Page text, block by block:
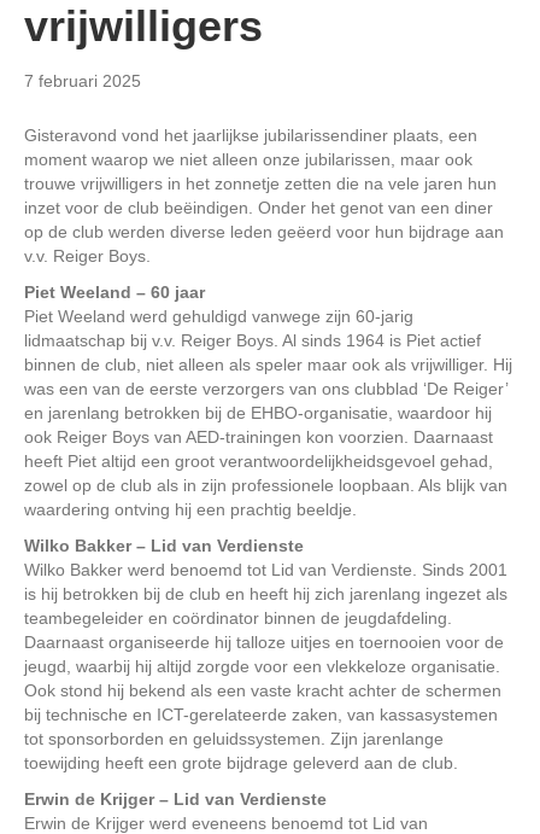
vrijwilligers
7 februari 2025
Gisteravond vond het jaarlijkse jubilarissendiner plaats, een
moment waarop we niet alleen onze jubilarissen, maar ook
trouwe vrijwilligers in het zonnetje zetten die na vele jaren hun
inzet voor de club beëindigen. Onder het genot van een diner
op de club werden diverse leden geëerd voor hun bijdrage aan
v.v. Reiger Boys.
Piet Weeland – 60 jaar
Piet Weeland werd gehuldigd vanwege zijn 60-jarig
lidmaatschap bij v.v. Reiger Boys. Al sinds 1964 is Piet actief
binnen de club, niet alleen als speler maar ook als vrijwilliger. Hij
was een van de eerste verzorgers van ons clubblad ‘De Reiger’
en jarenlang betrokken bij de EHBO-organisatie, waardoor hij
ook Reiger Boys van AED-trainingen kon voorzien. Daarnaast
heeft Piet altijd een groot verantwoordelijkheidsgevoel gehad,
zowel op de club als in zijn professionele loopbaan. Als blijk van
waardering ontving hij een prachtig beeldje.
Wilko Bakker – Lid van Verdienste
Wilko Bakker werd benoemd tot Lid van Verdienste. Sinds 2001
is hij betrokken bij de club en heeft hij zich jarenlang ingezet als
teambegeleider en coördinator binnen de jeugdafdeling.
Daarnaast organiseerde hij talloze uitjes en toernooien voor de
jeugd, waarbij hij altijd zorgde voor een vlekkeloze organisatie.
Ook stond hij bekend als een vaste kracht achter de schermen
bij technische en ICT-gerelateerde zaken, van kassasystemen
tot sponsorborden en geluidssystemen. Zijn jarenlange
toewijding heeft een grote bijdrage geleverd aan de club.
Erwin de Krijger – Lid van Verdienste
Erwin de Krijger werd eveneens benoemd tot Lid van